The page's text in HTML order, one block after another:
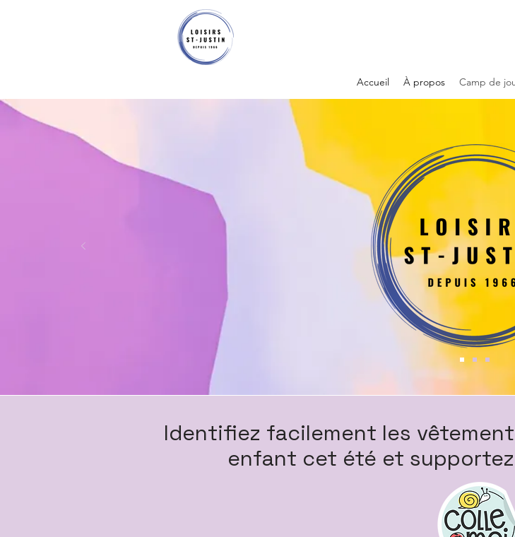
Accueil À propos Camp de
Identifiez facilement les
enfant cet été et